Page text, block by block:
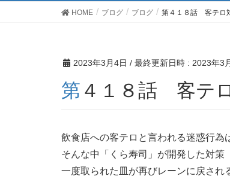
HOME ブログ ブログ 第４１８話 客テロ
2023年3月4日 / 最終更新日時 : 2023年3
第４１８話 客テ
飲食店への客テロと言われる迷惑行為
そんな中「くら寿司」が開発した対策
一度取られた皿が再びレーンに戻され